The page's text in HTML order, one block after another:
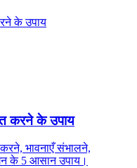
करने के उपाय
भावनाएँ संभालने,
के 5 आसान उपाय।